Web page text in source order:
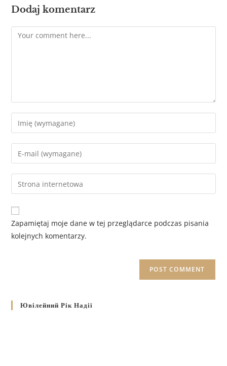
Dodaj komentarz
Zapamiętaj moje dane w tej przeglądarce podczas pisania
kolejnych komentarzy.
Ювілейний Рік Надії